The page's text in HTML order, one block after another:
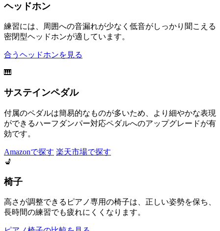
ヘッドホン
練習には、周囲への音漏れが少なく低音がしっかり聞こえる
密閉型ヘッドホンが適しています。
合うヘッドホンを見る
🎹
サステインペダル
付属のペダルは簡易的なものが多いため、より細やかな表現
ができるハーフダンパー対応ペダルへのアップグレードが有
効です。
Amazonで探す 楽天市場で探す
💺
椅子
高さが調整できるピアノ専用の椅子は、正しい姿勢を保ち、
長時間の練習でも疲れにくくなります。